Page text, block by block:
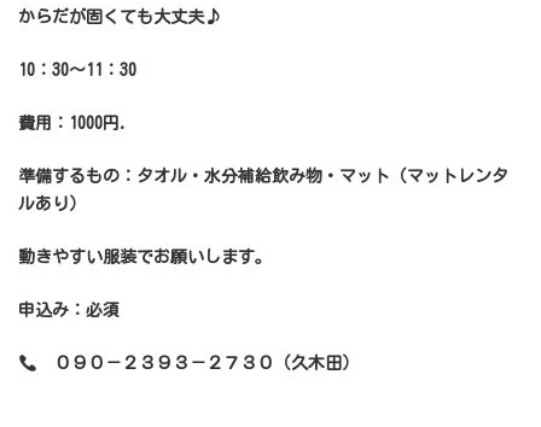
からだが固くても大丈夫♪
10 ：30～11：30
費用：1000円.
準備するもの：タオル・水分補給飲み物・マット（マットレンタ
ルあり）
動きやすい服装でお願いします。
申込み：必須
０９０－２３９３－２７３０（久木田）